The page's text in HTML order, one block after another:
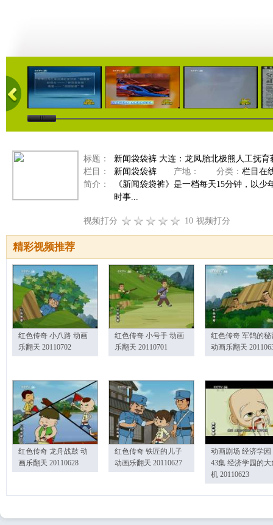
01:24 01:26 01:21
标题：
新闻袋袋裤 大连：龙凤胎北极熊人工抚育
栏目：
新闻袋袋裤 产地： 分类： 栏目在
简介：
《新闻袋袋裤》是一档每天15分钟，以
时事...
视频打分 10 视频打分
精彩视频推荐
红色传奇 小八路 动画
乐翻天 20110702
红色传奇 小号手 动画
乐翻天 20110701
红色传奇 军鸽的秘
动画乐翻天
红色传奇 龙舟战鼓 动
画乐翻天 20110628
红色传奇 铁匠的儿子
动画乐翻天 20110627
动画剧场 经济学园
43集 经济学园的大
机 20110623